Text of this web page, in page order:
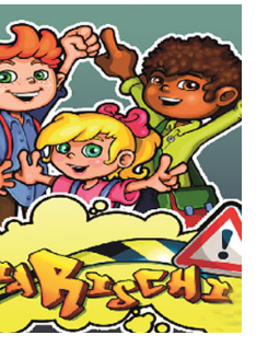
di merito all'App